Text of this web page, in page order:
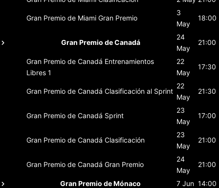
Gran Premio de Miami Gran Premio
3
May
18:00
Gran Premio de Canadá
24
May
21:00
Gran Premio de Canadá Entrenamientos
Libres 1
22
May
17:30
Gran Premio de Canadá Clasificación al Sprint
22
May
21:30
Gran Premio de Canadá Sprint
23
May
17:00
Gran Premio de Canadá Clasificación
23
May
21:00
Gran Premio de Canadá Gran Premio
24
May
21:00
Gran Premio de Mónaco 7 Jun 14:00